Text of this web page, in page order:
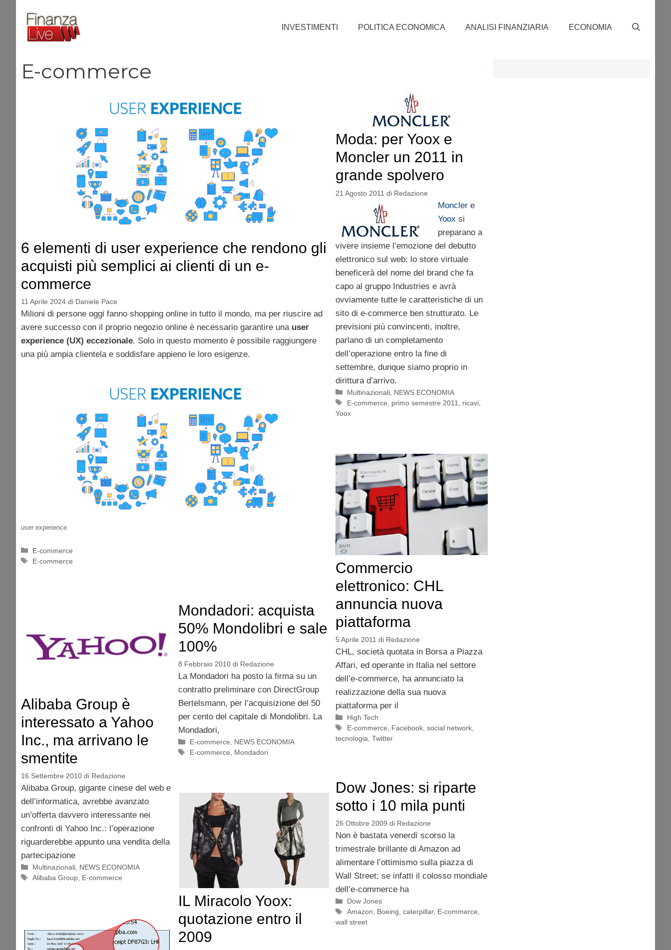
contenuto
INVESTIMENTI POLITICA ECONOMICA ANALISI FINANZIARIA ECONOMIA
E-commerce
6 elementi di user experience che rendono gli
acquisti più semplici ai clienti di un e-
commerce
11 Aprile 2024 di Daniele Pace
Milioni di persone oggi fanno shopping online in tutto il mondo, ma per riuscire ad
avere successo con il proprio negozio online è necessario garantire una user
experience (UX) eccezionale. Solo in questo momento è possibile raggiungere
una più ampia clientela e soddisfare appieno le loro esigenze.
user experience
Categorie
E-commerce
Tag
E-commerce
Moda: per Yoox e
Moncler un 2011 in
grande spolvero
21 Agosto 2011 di Redazione
Moncler e
Yoox si
preparano a
vivere insieme l’emozione del debutto
elettronico sul web: lo store virtuale
beneficerà del nome del brand che fa
capo al gruppo Industries e avrà
ovviamente tutte le caratteristiche di un
sito di e-commerce ben strutturato. Le
previsioni più convincenti, inoltre,
parlano di un completamento
dell’operazione entro la fine di
settembre, dunque siamo proprio in
dirittura d’arrivo.
Categorie
Multinazionali NEWS ECONOMIA
Tag
E-commerce primo semestre 2011 ricavi
Yoox
Commercio
elettronico: CHL
annuncia nuova
piattaforma
5 Aprile 2011 di Redazione
CHL, società quotata in Borsa a Piazza
Affari, ed operante in Italia nel settore
dell’e-commerce, ha annunciato la
realizzazione della sua nuova
piattaforma per il
Categorie
High Tech
Tag
E-commerce Facebook ,social network
tecnologia Twitter
Alibaba Group è
interessato a Yahoo
Inc., ma arrivano le
smentite
16 Settembre 2010 di Redazione
Alibaba Group, gigante cinese del web e
dell’informatica, avrebbe avanzato
un’offerta davvero interessante nei
confronti di Yahoo Inc.: l’operazione
riguarderebbe appunto una vendita della
partecipazione
Categorie
Multinazionali NEWS ECONOMIA
Tag
Alibaba Group E-commerce
Mondadori: acquista
50% Mondolibri e sale
100%
8 Febbraio 2010 di Redazione
La Mondadori ha posto la firma su un
contratto preliminare con DirectGroup
Bertelsmann, per l’acquisizione del 50
per cento del capitale di Mondolibri. La
Mondadori,
Categorie
E-commerce
NEWS ECONOMIA
Tag
E-commerce Mondadori
Dow Jones: si riparte
sotto i 10 mila punti
26 Ottobre 2009 di Redazione
Non è bastata venerdì scorso la
trimestrale brillante di Amazon ad
alimentare l’ottimismo sulla piazza di
Wall Street; se infatti il colosso mondiale
dell’e-commerce ha
Categorie
Dow Jones
Tag
Amazon, Boeing,caterpillar, E-commerce,
wall street
IL Miracolo Yoox:
quotazione entro il
2009